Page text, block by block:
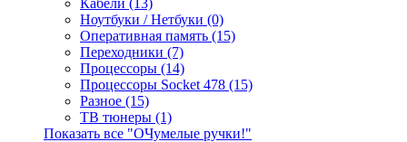
Кабели (13)
Ноутбуки / Нетбуки (0)
Оперативная память (15)
Переходники (7)
Процессоры (14)
Процессоры Socket 478 (15)
Разное (15)
ТВ тюнеры (1)
Показать все "ОЧумелые ручки!"